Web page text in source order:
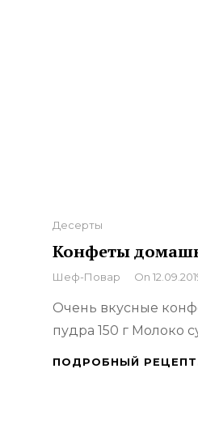
Categories
Десерты
Конфеты
By
Шеф-Повар On
Очень вкусные
пудра 150 г Молоко
ПОДРОБНЫЙ